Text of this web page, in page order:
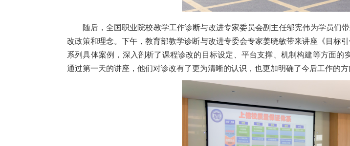
随后，全国职业院校教学工作诊断与改进专家委员会副主任邬宪伟为学员们
改政策和理念。下午，教育部教学诊断与改进专委会专家姜晓敏带来讲座《目
系列具体案例，深入剖析了课程诊改的目标设定、平台支撑、机制构建等方面
通过第一天的讲座，他们对诊改有了更为清晰的认识，也更加明确了今后工作的方